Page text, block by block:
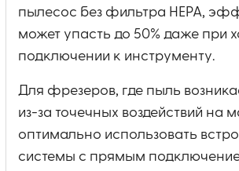
пылесос без фильтра HEPA,
может упасть до 50% даже при
подключении к инструменту.
Для фрезеров, где пыль
из-за точечных воздействий на
оптимально использовать
системы с прямым